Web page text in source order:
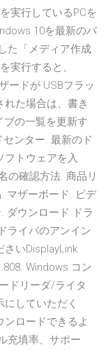
実行しているPCを
10を最新のバ
た「メディア作成
実行すると、
ードが USBフラッ
た場合は、書き
ブの一覧を更新す
ンター. 最新のド
フトウェアを入
の確認方法. 商品リ
マザーボード. ビデ
ダウンロード ドラ
ライバのアンイン
さいDisplayLink
Windows コン
ドリーダ/ライタ
していただく
ロードできるよ
充填率、サポー